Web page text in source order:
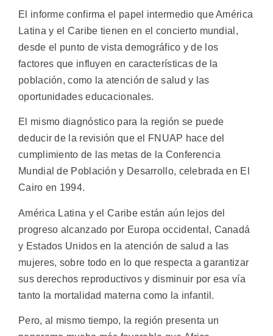
El informe confirma el papel intermedio que América
Latina y el Caribe tienen en el concierto mundial,
desde el punto de vista demográfico y de los
factores que influyen en características de la
población, como la atención de salud y las
oportunidades educacionales.
El mismo diagnóstico para la región se puede
deducir de la revisión que el FNUAP hace del
cumplimiento de las metas de la Conferencia
Mundial de Población y Desarrollo, celebrada en El
Cairo en 1994.
América Latina y el Caribe están aún lejos del
progreso alcanzado por Europa occidental, Canadá
y Estados Unidos en la atención de salud a las
mujeres, sobre todo en lo que respecta a garantizar
sus derechos reproductivos y disminuir por esa vía
tanto la mortalidad materna como la infantil.
Pero, al mismo tiempo, la región presenta un